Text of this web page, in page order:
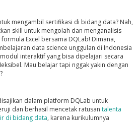
mengambil sertifikasi di bidang data? Nah,
skill untuk mengolah dan menganalisis
Excel bersama DQLab! Dimana,
data science unggulan di Indonesia
interaktif yang bisa dipelajari secara
Mau belajar tapi nggak yakin dengan
dalam platform DQLab untuk
dan berhasil mencetak ratusan talenta
di bidang data, karena kurikulumnya